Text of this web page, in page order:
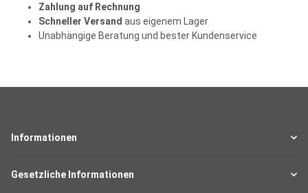
Zahlung auf Rechnung
Schneller Versand aus eigenem Lager
Unabhängige Beratung und bester Kundenservice
Informationen
Gesetzliche Informationen